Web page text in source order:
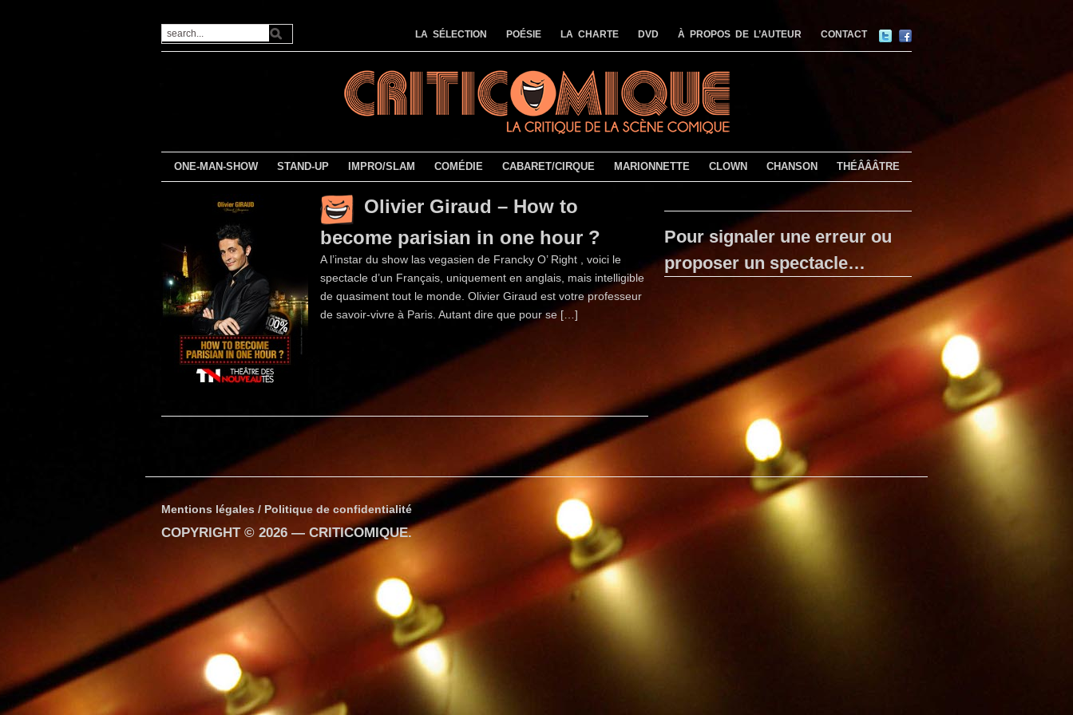
LA SÉLECTION POÉSIE LA CHARTE DVD À PROPOS DE L’AUTEUR CONTACT
ONE-MAN-SHOW STAND-UP IMPRO/SLAM COMÉDIE CABARET/CIRQUE MARIONNETTE CLOWN CHANSON THÉÂÂÂTRE
Olivier Giraud – How to
become parisian in one hour ?
A l’instar du show las vegasien de Francky O’ Right , voici le
spectacle d’un Français, uniquement en anglais, mais intelligible
de quasiment tout le monde. Olivier Giraud est votre professeur
de savoir-vivre à Paris. Autant dire que pour se […]
Pour signaler une erreur ou
proposer un spectacle…
Mentions légales / Politique de confidentialité
COPYRIGHT © 2026 — CRITICOMIQUE.